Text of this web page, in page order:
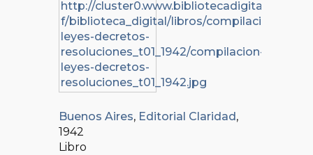
Buenos Aires, Editorial Claridad ,
1942
Libro